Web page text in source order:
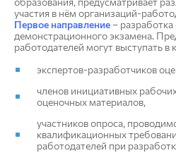
участия в нём организаций-
Первое направление –
демонстрационного экзамена.
работодателей могут выступать в
экспертов-разработчиков
членов инициативных
оценочных материалов,
участников опроса,
квалификационных
работодателей при